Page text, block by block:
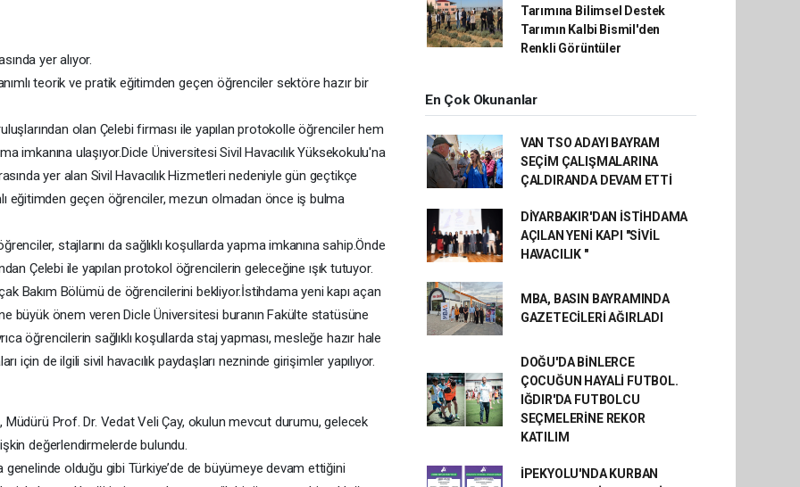
yer alıyor.
teorik ve pratik eğitimden geçen öğrenciler sektöre hazır bir
olan Çelebi firması ile yapılan protokolle öğrenciler hem
imkanına ulaşıyor.Dicle Üniversitesi Sivil Havacılık Yüksekokulu'na
yer alan Sivil Havacılık Hizmetleri nedeniyle gün geçtikçe
eğitimden geçen öğrenciler, mezun olmadan önce iş bulma
stajlarını da sağlıklı koşullarda yapma imkanına sahip.Önde
Çelebi ile yapılan protokol öğrencilerin geleceğine ışık tutuyor.
Bakım Bölümü de öğrencilerini bekliyor.İstihdama yeni kapı açan
büyük önem veren Dicle Üniversitesi buranın Fakülte statüsüne
öğrencilerin sağlıklı koşullarda staj yapması, mesleğe hazır hale
için de ilgili sivil havacılık paydaşları nezninde girişimler yapılıyor.
Müdürü Prof. Dr. Vedat Veli Çay, okulun mevcut durumu, gelecek
değerlendirmelerde bulundu.
genelinde olduğu gibi Türkiye’de de büyümeye devam ettiğini
Tarımına Bilimsel Destek
Tarımın Kalbi Bismil'den
Renkli Görüntüler
En Çok Okunanlar
VAN TSO ADAYI BAYRAM
SEÇİM ÇALIŞMALARINA
ÇALDIRANDA DEVAM ETTİ
DİYARBAKIR'DAN İSTİHDAMA
AÇILAN YENİ KAPI "SİVİL
HAVACILIK "
MBA, BASIN BAYRAMINDA
GAZETECİLERİ AĞIRLADI
DOĞU'DA BİNLERCE
ÇOCUĞUN HAYALİ FUTBOL.
IĞDIR'DA FUTBOLCU
SEÇMELERİNE REKOR
KATILIM
İPEKYOLU'NDA KURBAN